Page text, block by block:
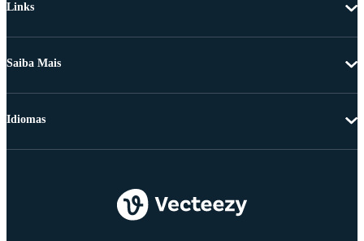
Links
Saiba Mais
Idiomas